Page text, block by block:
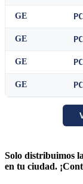
GE
GE
GE
GE
Solo distribuimos
en tu ciudad.